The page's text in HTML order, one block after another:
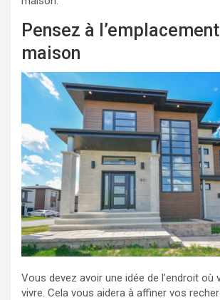
Pensez à
maison
Vous devez avoir une idée de l’endroit où
vivre. Cela vous aidera à affiner vos